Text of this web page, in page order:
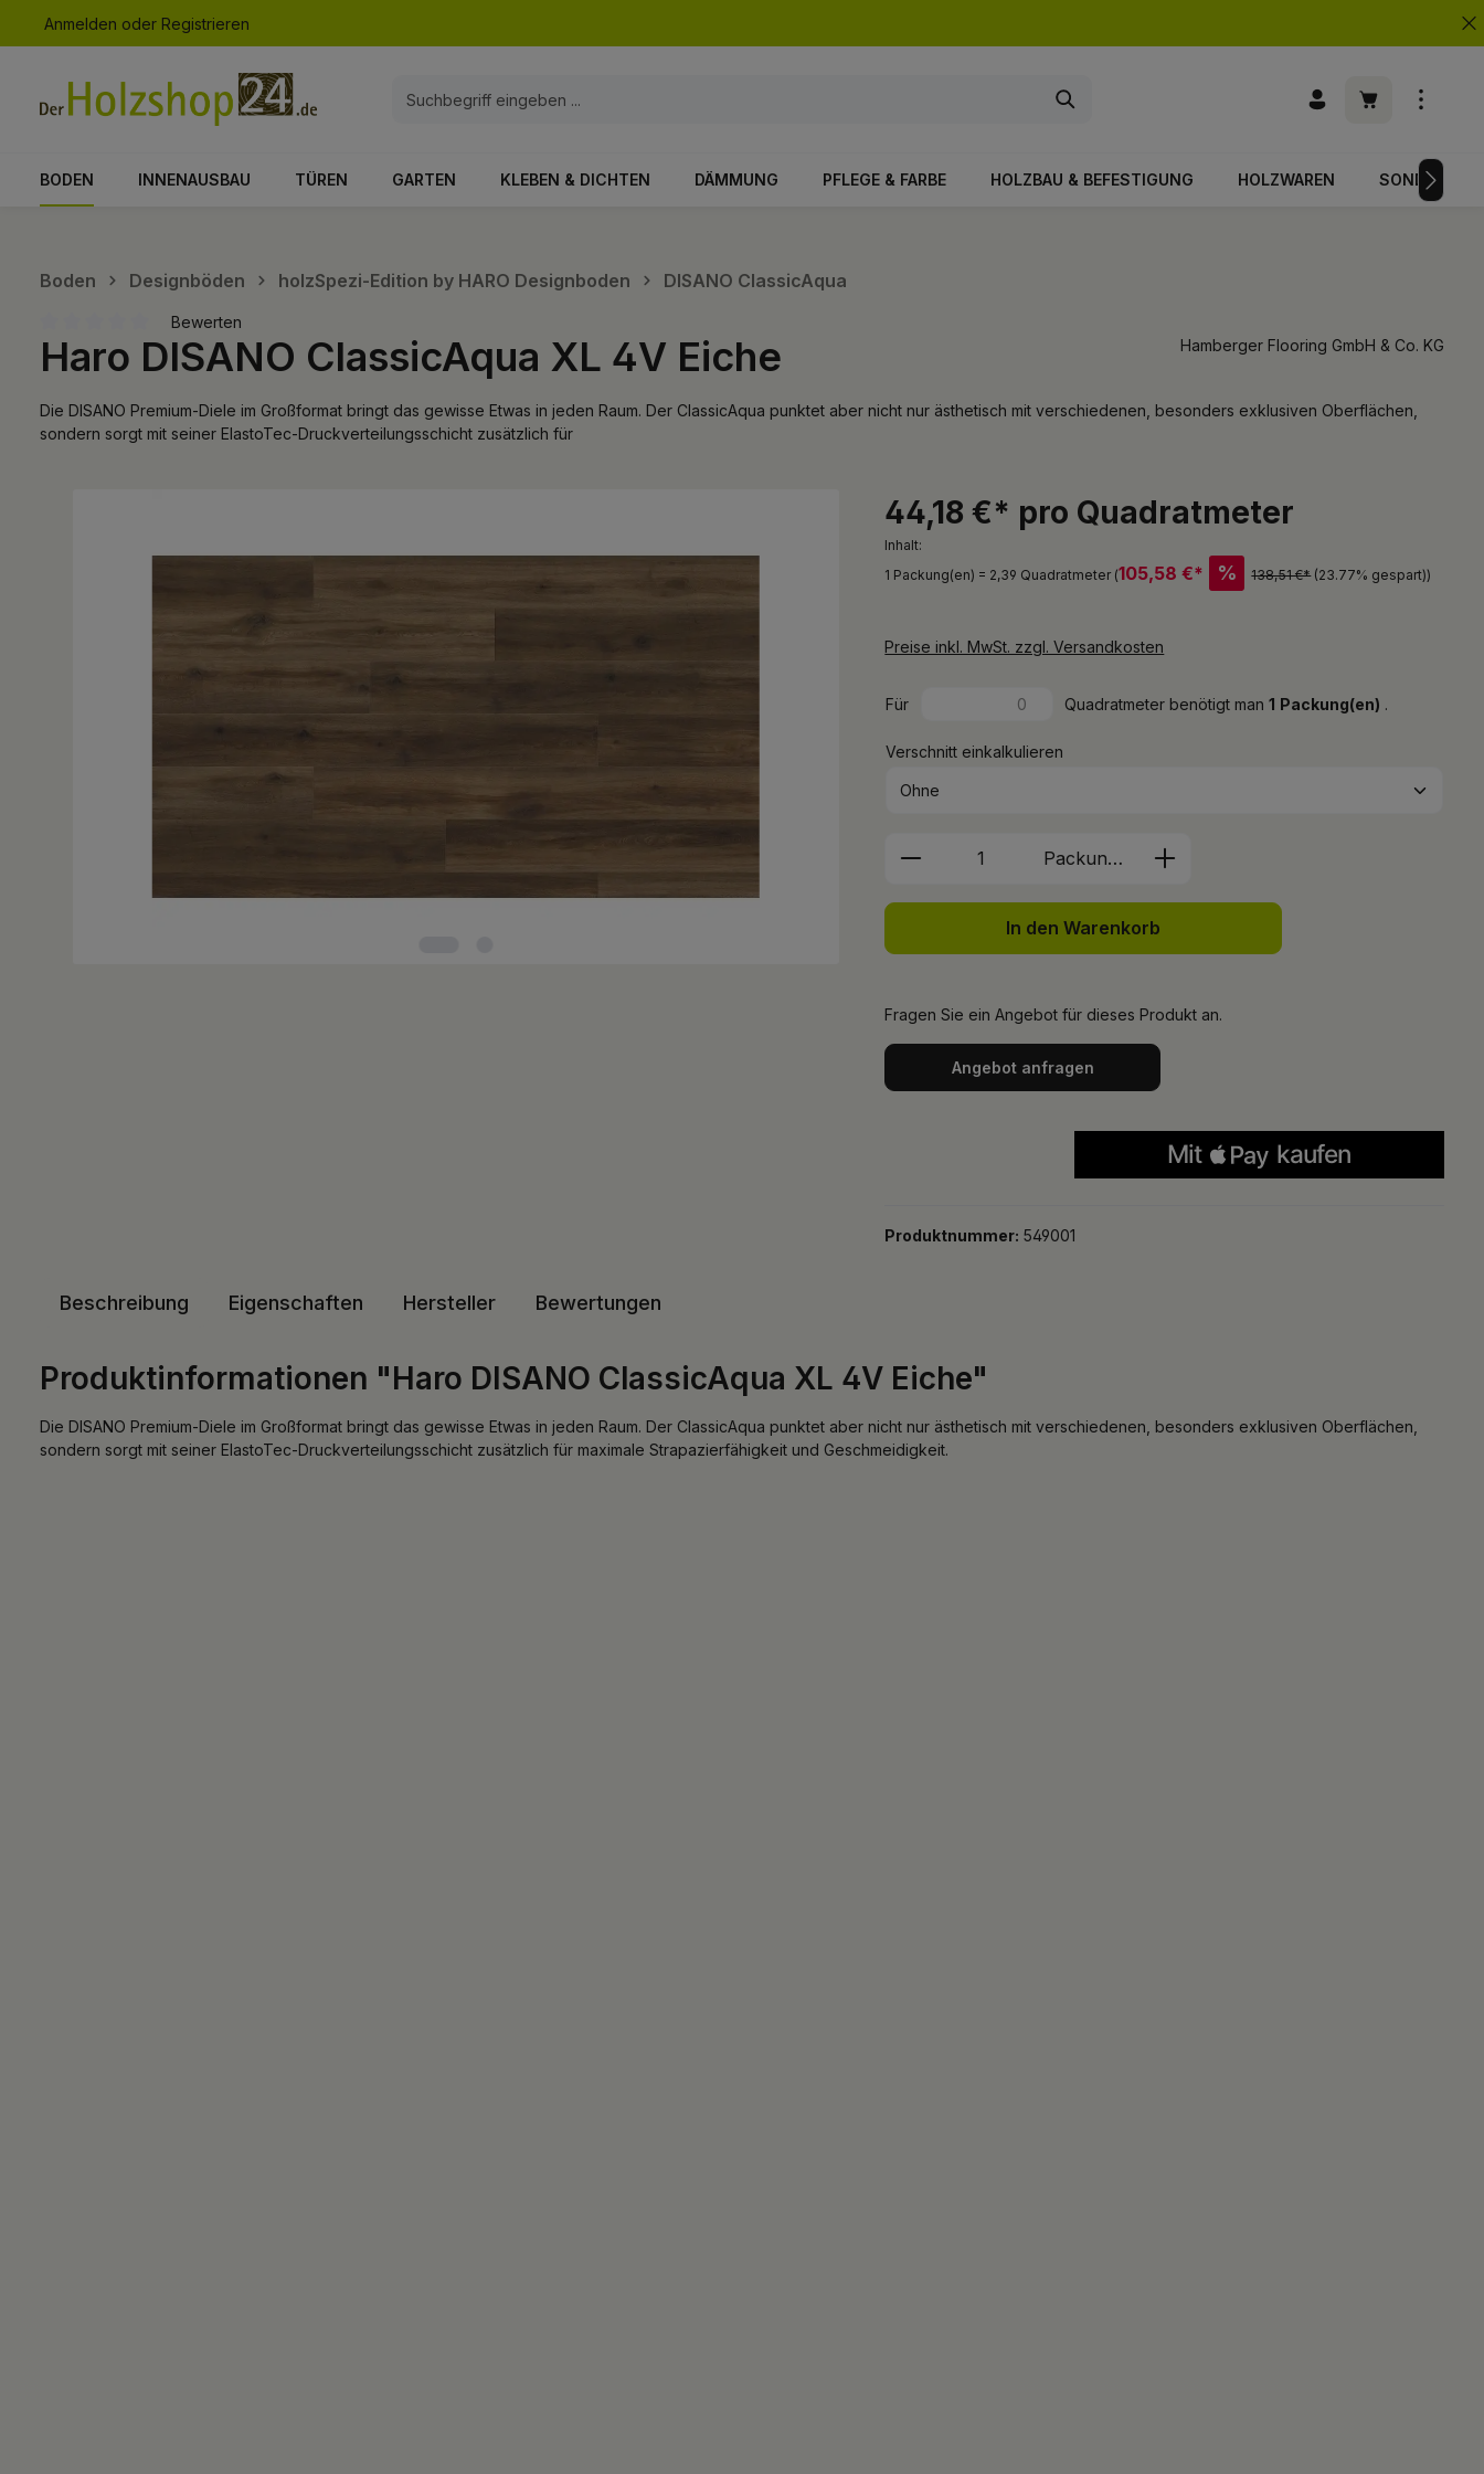
Zur Hauptnavigation springen
Anmelden oder Registrieren
Warenkorb
BODEN INNENAUSBAU TÜREN GARTEN KLEBEN & DICHTEN DÄMMUNG PFLEGE & FARBE HOLZBAU & BEFESTIGUNG HOLZWAREN
Boden Designböden holzSpezi-Edition by HARO Designboden DISANO ClassicAqua
Durchschnittliche Bewertung von 0 von 5 Sternen
Bewerten
Haro DISANO ClassicAqua XL 4V Eiche Hamberger Flooring GmbH & Co. KG
Die DISANO Premium-Diele im Großformat bringt das gewisse Etwas in jeden Raum. Der ClassicAqua punktet aber nicht nur ästhetisch mit verschiedenen, besonders exklusiven Oberflächen,
sondern sorgt mit seiner ElastoTec-Druckverteilungsschicht zusätzlich für
44,18 €* pro Quadratmeter
Inhalt:
1 Packung(en) = 2,39 Quadratmeter (105,58 €* % 138,51 €* (23.77% gespart))
Preise inkl. MwSt. zzgl. Versandkosten
Für Quadratmeter benötigt man1 Packung(en) .
Verschnitt einkalkulieren
Produkt Anzahl: Gib den gewünschten Wert
Packung(en)
In den Warenkorb
Fragen Sie ein Angebot für dieses Produkt an.
Angebot anfragen
Produktnummer: 549001
Beschreibung Eigenschaften Hersteller Bewertungen
Produktinformationen "Haro DISANO ClassicAqua XL 4V Eiche"
Die DISANO Premium-Diele im Großformat bringt das gewisse Etwas in jeden Raum. Der ClassicAqua punktet aber nicht nur ästhetisch mit verschiedenen, besonders exklusiven Oberflächen,
sondern sorgt mit seiner ElastoTec-Druckverteilungsschicht zusätzlich für maximale Strapazierfähigkeit und Geschmeidigkeit.